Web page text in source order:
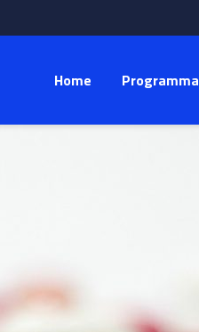
Home Programma